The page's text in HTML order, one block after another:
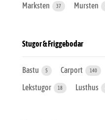
Marksten 37 Mursten
Stugor & Friggebodar
Bastu 5 Carport 140
Lekstugor 18 Lusthus